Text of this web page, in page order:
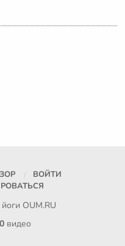
ВОЙТИ
OUM.RU
видео